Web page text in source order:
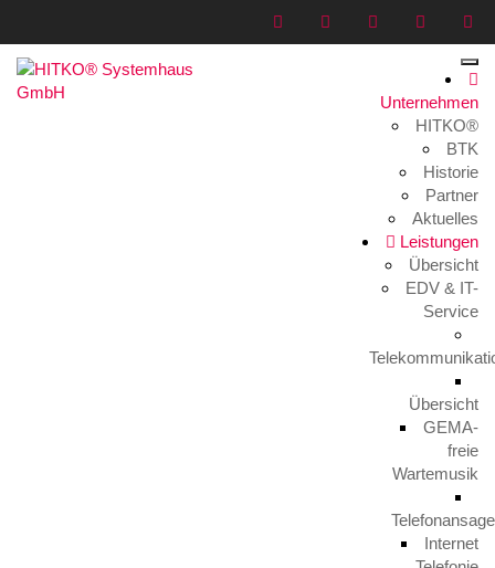
Unternehmen
HITKO®
BTK
Historie
Partner
Aktuelles
Leistungen
Übersicht
EDV & IT-
Service
Übersicht
GEMA-
freie
Wartemusik
Internet